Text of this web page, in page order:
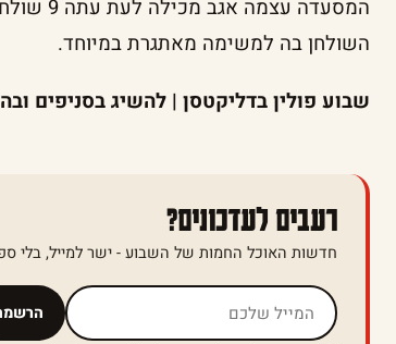
השולחן בה למשימה מאתגרת במיוחד.
שבוע פולין בדליקטסן | להשיג בסניפים
רעבים לעדכונים?
חדשות האוכל החמות של השבוע - ישר למייל, בלי
אל תמלאו שדה זה